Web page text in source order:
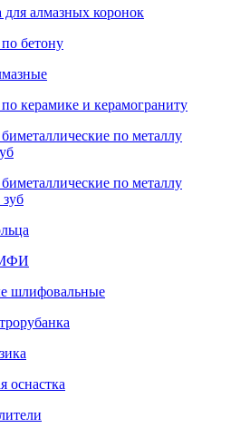
для алмазных коронок
бетону
керамике и керамограниту
по металлу
по металлу
МФИ
шлифовальные
оснастка